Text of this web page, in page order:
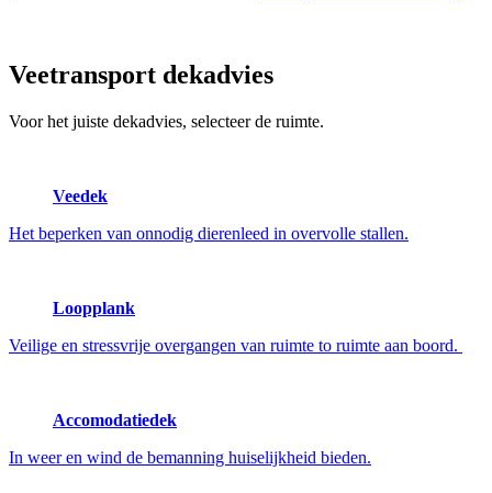
Veetransport dekadvies
Voor het juiste dekadvies, selecteer de ruimte.
Veedek
Het beperken van onnodig dierenleed in overvolle stallen.
Loopplank
Veilige en stressvrije overgangen van ruimte to ruimte aan boord.
Accomodatiedek
In weer en wind de bemanning huiselijkheid bieden.